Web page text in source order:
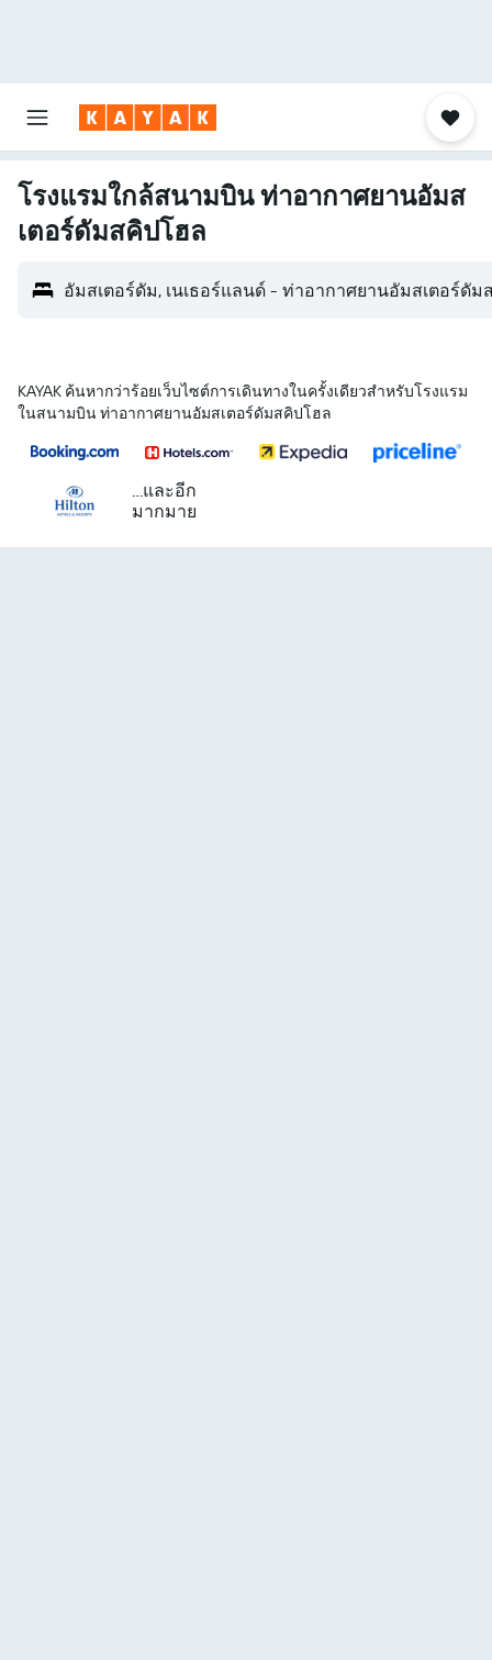
โรงแรมใกล้สนามบิน ท่าอากาศยานอัมส
เตอร์ดัมสคิปโฮล
อัมสเตอร์ดัม, เนเธอร์แลนด์ - ท่าอากาศยานอัมสเตอร์ดัม
KAYAK ค้นหากว่าร้อยเว็บไซต์การเดินทางในครั้งเดียวสำหรับโรงแรม
ในสนามบิน ท่าอากาศยานอัมสเตอร์ดัมสคิปโฮล
...และอีก
มากมาย